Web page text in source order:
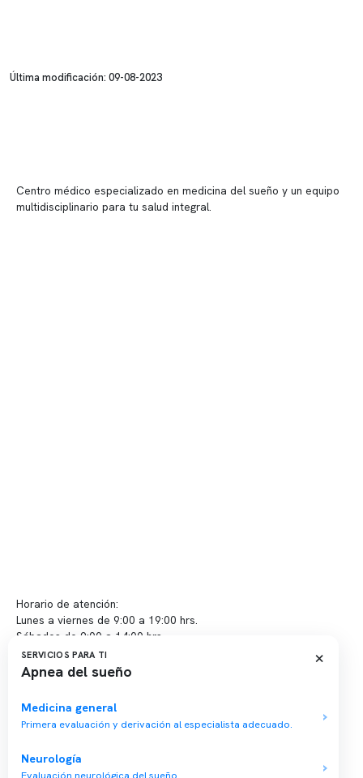
Última modificación: 09-08-2023
Centro médico especializado en medicina del sueño y un equipo
multidisciplinario para tu salud integral.
Horario de atención:
Lunes a viernes de 9:00 a 19:00 hrs.
Sábados de 9:00 a 14:00 hrs.
Sucursales
📍 Vitacura: Av. Kennedy 5488, Patio Inglés, piso -1, local 003
📍 Providencia: Av. Andrés Bello 2337, local 2
Reserva tu hora
SERVICIOS PARA TI
Apnea del sueño
×
Medicina general
Primera evaluación y derivación al especialista adecuado.
Neurología
Evaluación neurológica del sueño.